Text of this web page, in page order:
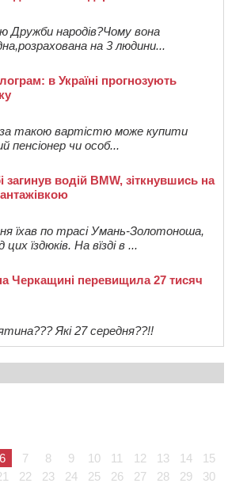
Дружби народів?Чому вона
на 3 людини...
в Україні прогнозують
за такою вартістю може купити
пенсіонер чи особ...
загинув водій BMW, зіткнувшись на
їхав по трасі Умань-Золотоноша,
їздюків. На вїзді в ...
Черкащині перевищила 27 тисяч
Які 27 середня??!!
6 7 8 9 10 11 12 13 14
15
22 23 24 25 26 27 28 29 30